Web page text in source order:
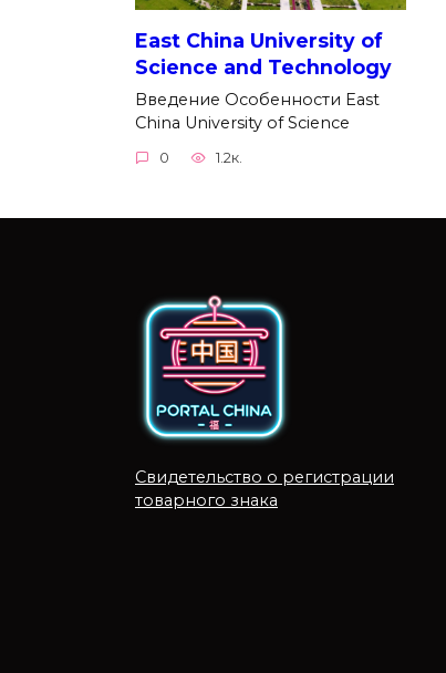
East China University of
Science and Technology
Введение Особенности East
China University of Science
0 1.2к.
Свидетельство о регистрации
товарного знака